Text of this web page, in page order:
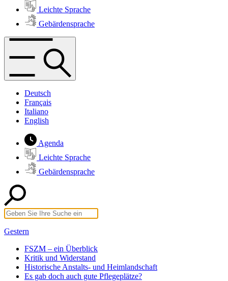
Leichte Sprache
Gebärdensprache
Deutsch
Français
Italiano
English
Agenda
Leichte Sprache
Gebärdensprache
Gestern
FSZM – ein Überblick
Kritik und Widerstand
Historische Anstalts- und Heimlandschaft
Es gab doch auch gute Pflegeplätze?